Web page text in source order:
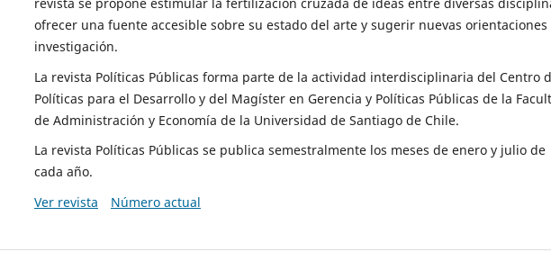
ofrecer una fuente accesible sobre su estado del arte y sugerir nuevas orientaciones
investigación.
La revista Políticas Públicas forma parte de la actividad interdisciplinaria del Centro
Políticas para el Desarrollo y del Magíster en Gerencia y Políticas Públicas de la
de Administración y Economía de la Universidad de Santiago de Chile.
La revista Políticas Públicas se publica semestralmente los meses de enero y julio de
cada año.
Ver revista
Número actual